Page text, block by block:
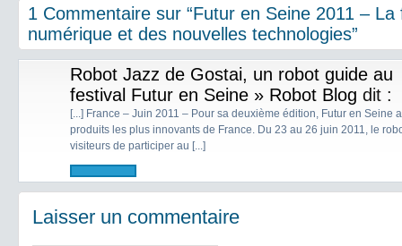
1 Commentaire sur “Futur en Seine 2011 –
numérique et des nouvelles technologies”
Robot Jazz de Gostai, un robot guide au
festival Futur en Seine » Robot Blog dit :
[...] France – Juin 2011 – Pour sa deuxième édition, Futur en Seine
produits les plus innovants de France. Du 23 au 26 juin 2011, le
visiteurs de participer au [...]
Laisser un commentaire